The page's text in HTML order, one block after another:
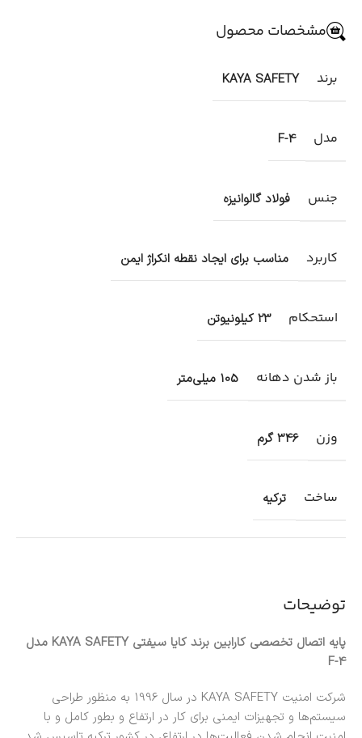
توضیحات
پایه اتصال تخصصی کارابین برند کایا سیفتی KAYA SAFETY مدل
F-4
شرکت امنیت KAYA SAFETY در سال 1996 به منظور طراحی
سیستم‌ها و تجهیزات ایمنی برای کار در ارتفاع و بطور کامل و با
مشخصات محصول
برند KAYA SAFETY
مدل F-4
جنس فولاد گالوانیزه
کاربرد مناسب برای ایجاد نقطه انکراژ ایمن
استحکام 23 کیلونیوتن
باز شدن دهانه 105 میلی‌متر
وزن 346 گرم
ساخت ترکیه